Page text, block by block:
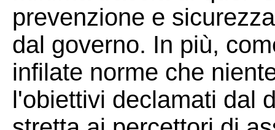
prevenzione e
dal governo. In più,
infilate norme che
l'obiettivi declamati dal